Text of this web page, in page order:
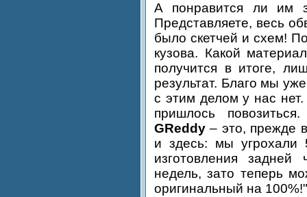
А понравится ли им
Представляете, весь
было скетчей и схем!
кузова. Какой
получится в итоге,
результат. Благо мы
с этим делом у нас
пришлось
GReddy – это, прежде
и здесь: мы
изготовления
недель, зато теперь
оригинальный на